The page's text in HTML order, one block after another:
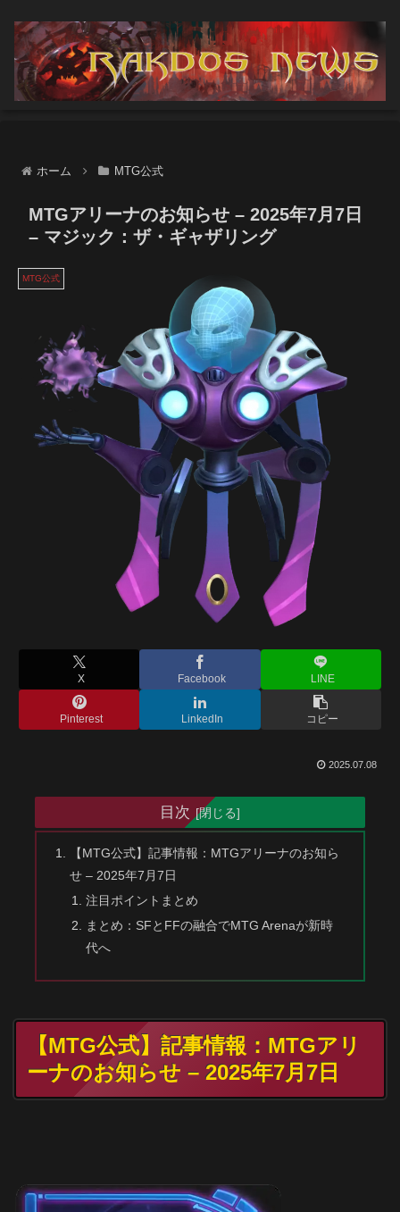
ホーム MTG公式
MTGアリーナのお知らせ – 2025年7月7日
– マジック：ザ・ギャザリング
MTG公式
X Facebook LINE
Pinterest LinkedIn コピー
2025.07.08
目次
【MTG公式】記事情報：MTGアリーナのお知ら
せ – 2025年7月7日
注目ポイントまとめ
まとめ：SFとFFの融合でMTG Arenaが新時
代へ
【MTG公式】記事情報：MTGアリ
ーナのお知らせ – 2025年7月7日